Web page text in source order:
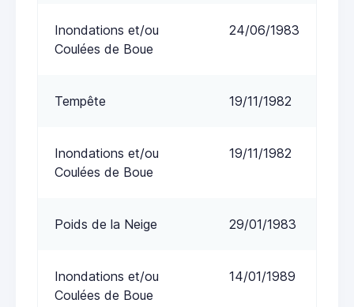
Inondations et/ou
Coulées de Boue
24/06/1983
Tempête 19/11/1982
Inondations et/ou
Coulées de Boue
19/11/1982
Poids de la Neige 29/01/1983
Inondations et/ou
Coulées de Boue
14/01/1989